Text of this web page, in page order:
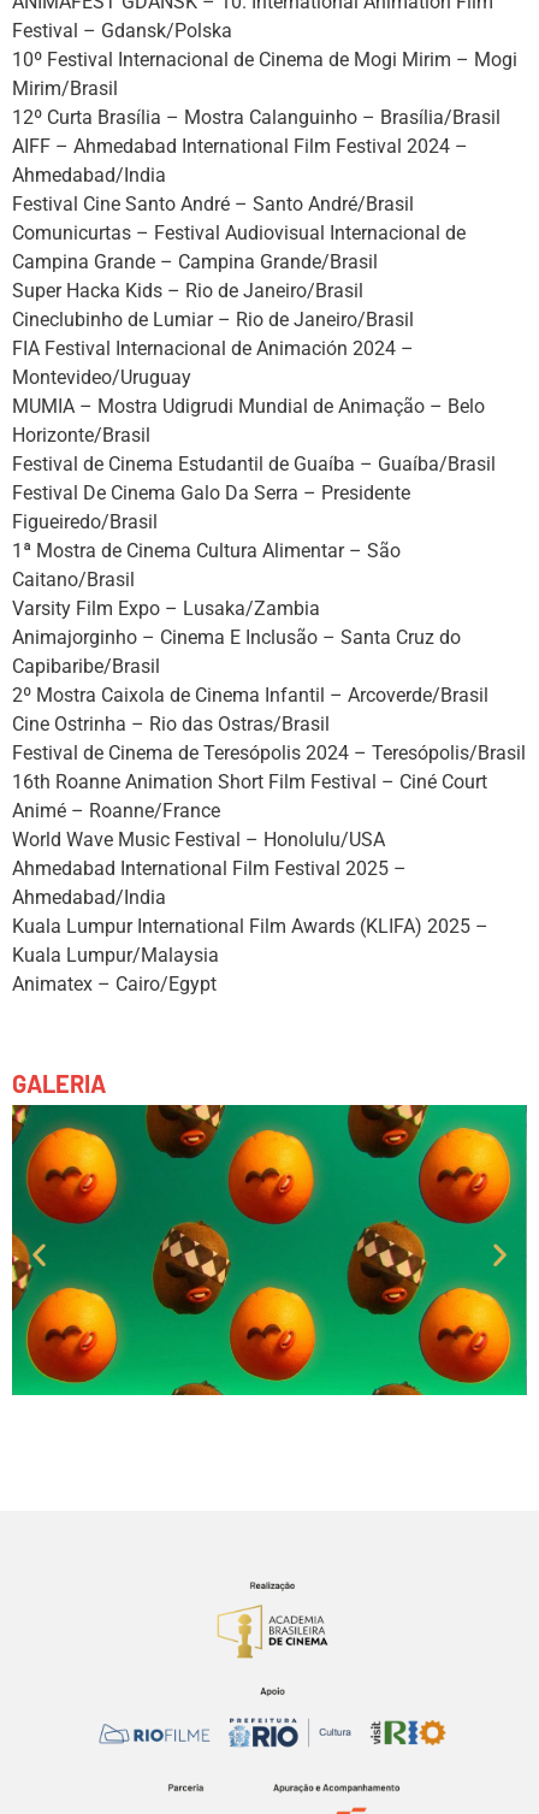
Festival – Gdansk/Polska
10º Festival Internacional de Cinema de Mogi Mirim – Mogi
Mirim/Brasil
12º Curta Brasília – Mostra Calanguinho – Brasília/Brasil
AIFF – Ahmedabad International Film Festival 2024 –
Ahmedabad/India
Festival Cine Santo André – Santo André/Brasil
Comunicurtas – Festival Audiovisual Internacional de
Campina Grande – Campina Grande/Brasil
Super Hacka Kids – Rio de Janeiro/Brasil
Cineclubinho de Lumiar – Rio de Janeiro/Brasil
FIA Festival Internacional de Animación 2024 –
Montevideo/Uruguay
MUMIA – Mostra Udigrudi Mundial de Animação – Belo
Horizonte/Brasil
Festival de Cinema Estudantil de Guaíba – Guaíba/Brasil
Festival De Cinema Galo Da Serra – Presidente
Figueiredo/Brasil
1ª Mostra de Cinema Cultura Alimentar – São
Caitano/Brasil
Varsity Film Expo – Lusaka/Zambia
Animajorginho – Cinema E Inclusão – Santa Cruz do
Capibaribe/Brasil
2º Mostra Caixola de Cinema Infantil – Arcoverde/Brasil
Cine Ostrinha – Rio das Ostras/Brasil
Festival de Cinema de Teresópolis 2024 – Teresópolis/Brasil
16th Roanne Animation Short Film Festival – Ciné Court
Animé – Roanne/France
World Wave Music Festival – Honolulu/USA
Ahmedabad International Film Festival 2025 –
Ahmedabad/India
Kuala Lumpur International Film Awards (KLIFA) 2025 –
Kuala Lumpur/Malaysia
Animatex – Cairo/Egypt
GALERIA